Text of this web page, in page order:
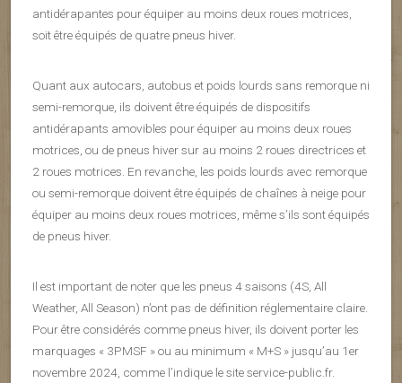
antidérapantes pour équiper au moins deux roues motrices,
soit être équipés de quatre pneus hiver.
Quant aux autocars, autobus et poids lourds sans remorque ni
semi-remorque, ils doivent être équipés de dispositifs
antidérapants amovibles pour équiper au moins deux roues
motrices, ou de pneus hiver sur au moins 2 roues directrices et
2 roues motrices. En revanche, les poids lourds avec remorque
ou semi-remorque doivent être équipés de chaînes à neige pour
équiper au moins deux roues motrices, même s’ils sont équipés
de pneus hiver.
Il est important de noter que les pneus 4 saisons (4S, All
Weather, All Season) n’ont pas de définition réglementaire claire.
Pour être considérés comme pneus hiver, ils doivent porter les
marquages « 3PMSF » ou au minimum « M+S » jusqu’au 1er
novembre 2024, comme l’indique le site service-public.fr.